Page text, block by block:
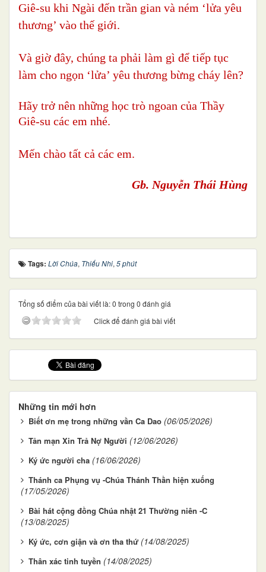
Giê-su khi Ngài đến trần gian và ném ‘lửa yêu
thương’ vào thế giới.
Và giờ đây, chúng ta phải làm gì để tiếp tục
làm cho ngọn ‘lửa’ yêu thương bừng cháy lên?
Hãy trở nên những học trò ngoan của Thầy
Giê-su các em nhé.
Mến chào tất cả các em.
Gb. Nguyễn Thái Hùng
Tags: Lời Chúa, Thiếu Nhi, 5 phút
Tổng số điểm của bài viết là: 0 trong 0 đánh giá
Click để đánh giá bài viết
Những tin mới hơn
Biết ơn mẹ trong những vần Ca Dao (06/05/2026)
Tản mạn Xin Trả Nợ Người (12/06/2026)
Ký ức người cha (16/06/2026)
Thánh ca Phụng vụ -Chúa Thánh Thần hiện xuống
(17/05/2026)
Bài hát cộng đồng Chúa nhật 21 Thường niên -C
(13/08/2025)
Ký ức, cơn giận và ơn tha thứ (14/08/2025)
Thân xác tinh tuyền (14/08/2025)